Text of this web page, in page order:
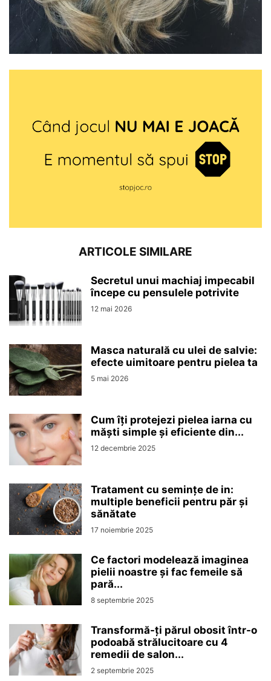
ARTICOLE SIMILARE
Secretul unui machiaj impecabil
începe cu pensulele potrivite
12 mai 2026
Masca naturală cu ulei de salvie:
efecte uimitoare pentru pielea ta
5 mai 2026
Cum îți protejezi pielea iarna cu
măști simple și eficiente din...
12 decembrie 2025
Tratament cu semințe de in:
multiple beneficii pentru păr și
sănătate
17 noiembrie 2025
Ce factori modelează imaginea
pielii noastre și fac femeile să
pară...
8 septembrie 2025
Transformă-ți părul obosit într-o
podoabă strălucitoare cu 4
remedii de salon...
2 septembrie 2025